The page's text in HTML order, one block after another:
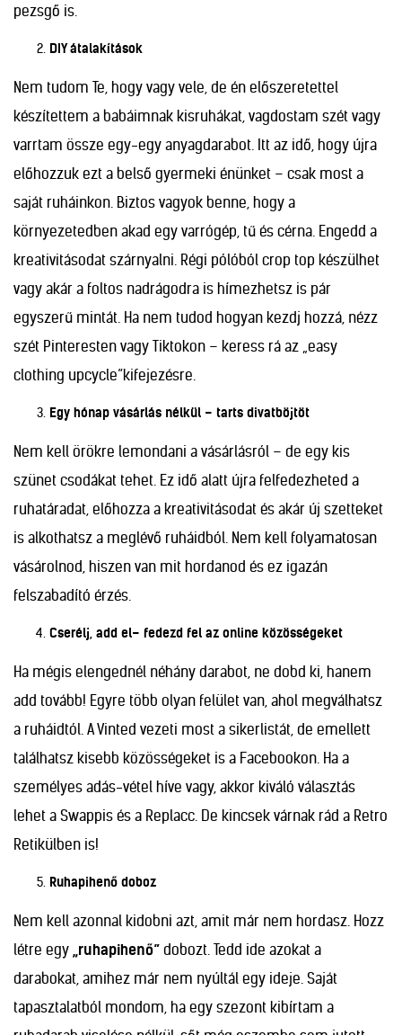
pezsgő is.
DIY átalakítások
Nem tudom Te, hogy vagy vele, de én előszeretettel
készítettem a babáimnak kisruhákat, vagdostam szét vagy
varrtam össze egy-egy anyagdarabot. Itt az idő, hogy újra
előhozzuk ezt a belső gyermeki énünket – csak most a
saját ruháinkon. Biztos vagyok benne, hogy a
környezetedben akad egy varrógép, tű és cérna. Engedd a
kreativitásodat szárnyalni. Régi pólóból crop top készülhet
vagy akár a foltos nadrágodra is hímezhetsz is pár
egyszerű mintát. Ha nem tudod hogyan kezdj hozzá, nézz
szét Pinteresten vagy Tiktokon – keress rá az „easy
clothing upcycle”kifejezésre.
Egy hónap vásárlás nélkül – tarts divatböjtöt
Nem kell örökre lemondani a vásárlásról – de egy kis
szünet csodákat tehet. Ez idő alatt újra felfedezheted a
ruhatáradat, előhozza a kreativitásodat és akár új szetteket
is alkothatsz a meglévő ruháidból. Nem kell folyamatosan
vásárolnod, hiszen van mit hordanod és ez igazán
felszabadító érzés.
Cserélj, add el– fedezd fel az online közösségeket
Ha mégis elengednél néhány darabot, ne dobd ki, hanem
add tovább! Egyre több olyan felület van, ahol megválhatsz
a ruháidtól. A Vinted vezeti most a sikerlistát, de emellett
találhatsz kisebb közösségeket is a Facebookon. Ha a
személyes adás-vétel híve vagy, akkor kiváló választás
lehet a Swappis és a Replacc. De kincsek várnak rád a Retro
Retikülben is!
Ruhapihenő doboz
Nem kell azonnal kidobni azt, amit már nem hordasz. Hozz
létre egy „ruhapihenő” dobozt. Tedd ide azokat a
darabokat, amihez már nem nyúltál egy ideje. Saját
tapasztalatból mondom, ha egy szezont kibírtam a